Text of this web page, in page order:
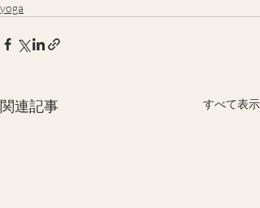
yoga
関連記事 すべて表示